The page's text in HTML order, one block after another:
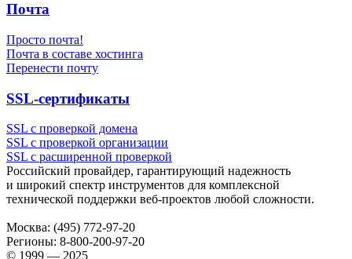
Почта
Просто почта!
Почта в составе хостинга
Перенести почту
SSL-сертификаты
SSL с проверкой домена
SSL с проверкой организации
SSL с расширенной проверкой
Российский провайдер, гарантирующий надежность
и широкий спектр инструментов для комплексной
технической поддержки веб-проектов любой сложности.
Москва: (495) 772-97-20
Регионы: 8-800-200-97-20
© 1999 — 2025